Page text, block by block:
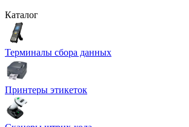
Каталог
Терминалы сбора данных
Принтеры этикеток